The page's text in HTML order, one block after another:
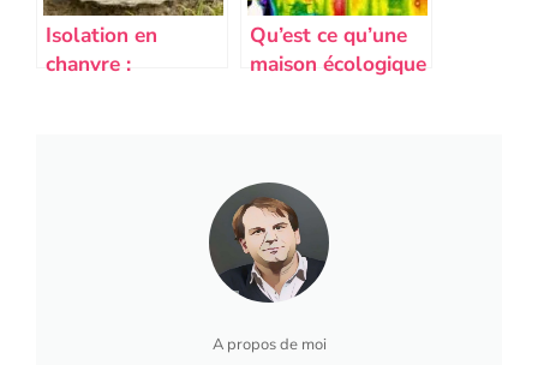
Isolation en
chanvre :
Qu’est ce qu’une
maison écologique
A propos de moi